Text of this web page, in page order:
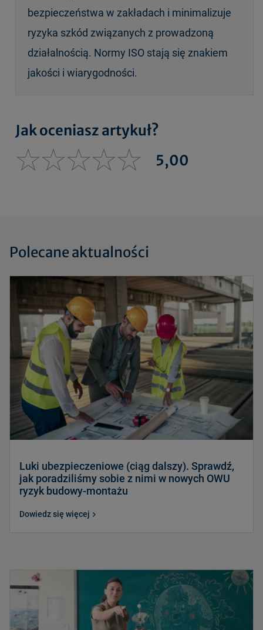
bezpieczeństwa w zakładach i minimalizuje
ryzyka szkód związanych z prowadzoną
działalnością. Normy ISO stają się znakiem
jakości i wiarygodności.
Jak oceniasz artykuł?
5,00
Polecane aktualności
Luki ubezpieczeniowe (ciąg dalszy). Sprawdź,
jak poradziliśmy sobie z nimi w nowych OWU
ryzyk budowy-montażu
Dowiedz się więcej